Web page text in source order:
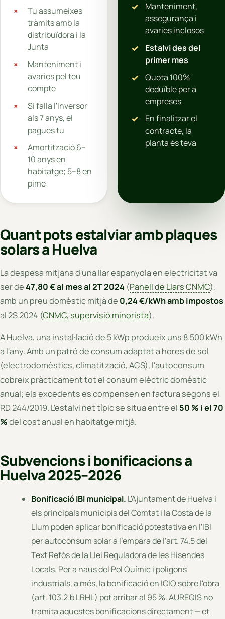
Tu assumeixes
tràmits amb la
distribuïdora i la
Junta
Manteniment i
avaries pel teu
compte
Si falla l'inversor
als 7 anys, el
pagues tu
Amortització 6–
10 anys en
habitatge; 5–8 en
pime
Manteniment,
assegurança i
avaries inclosos
Estalvi des del
primer mes
Quota 100%
deduïble per a
empreses
En finalitzar el
contracte, la
planta és teva
Quant pots estalviar amb plaques
solars a Huelva
La despesa mitjana d'una llar espanyola en electricitat va
ser de47,80 € al mes al 2T 2024 (Panell de Llars CNMC),
amb un preu domèstic mitjà de 0,24 €/kWh amb impostos
al 2S 2024 (CNMC, supervisió minorista).
A Huelva, una instal·lació de 5 kWp produeix uns 8.500 kWh
a l'any. Amb un patró de consum adaptat a hores de sol
(electrodomèstics, climatització, ACS), l'autoconsum
cobreix pràcticament tot el consum elèctric domèstic
anual; els excedents es compensen en factura segons el
RD 244/2019. L'estalvi net típic se situa entre el 50 % i el 70
%del cost anual en habitatge mitjà.
Subvencions i bonificacions a
Huelva 2025–2026
Bonificació IBI municipal. L'Ajuntament de Huelva i
els principals municipis del Comtat i la Costa de la
Llum poden aplicar bonificació potestativa en l'IBI
per autoconsum solar a l'empara de l'art. 74.5 del
Text Refós de la Llei Reguladora de les Hisendes
Locals. Per a naus del Pol Químic i polígons
industrials, a més, la bonificació en ICIO sobre l'obra
(art. 103.2.b LRHL) pot arribar al 95 %. AUREQIS no
tramita aquestes bonificacions directament — et